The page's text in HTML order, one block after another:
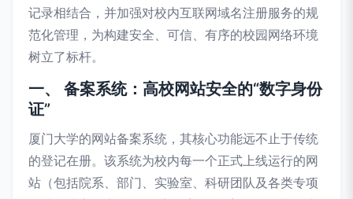
记录相结合，并加强对校内互联网域名注册服务的规
范化管理，为构建安全、可信、有序的校园网络环境
树立了标杆。
一、 备案系统：高校网站安全的“数字身份
证”
厦门大学的网站备案系统，其核心功能远不止于传统
的登记在册。该系统为校内每一个正式上线运行的网
站（包括院系、部门、实验室、科研团队及各类专项